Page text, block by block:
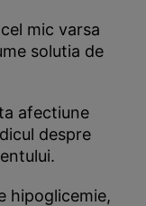
mic varsa
solutia de
afectiune
despre
hipoglicemie,